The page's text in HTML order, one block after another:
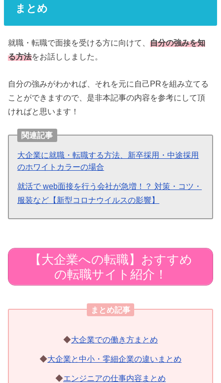
まとめ
就職・転職で面接を受ける方に向けて、自分の強みを知
る方法をお話ししました。
自分の強みがわかれば、それを元に自己PRを組み立てる
ことができますので、是非本記事の内容を参考にして頂
ければと思います！
関連記事
大企業に就職・転職する方法、新卒採用・中途採用
のホワイトカラーの場合
就活で web面接を行う会社が急増！？ 対策・コツ・
服装など【新型コロナウイルスの影響】
【大企業への転職】おすすめ
の転職サイト紹介！
まとめ記事
◆大企業での働き方まとめ
◆大企業と中小・零細企業の違いまとめ
◆エンジニアの仕事内容まとめ